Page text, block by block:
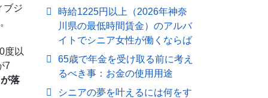
ブジ
度以
7
落
時給1225円以上（2026年神奈
川県の最低時間賃金）のアルバ
イトでシニア女性が働くならば
65歳で年金を受け取る前に考え
るべき事：お金の使用用途
シニアの夢を叶えるには何をす